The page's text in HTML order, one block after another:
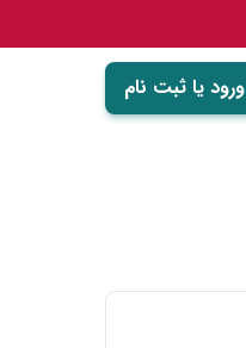
ورود یا ثبت نام